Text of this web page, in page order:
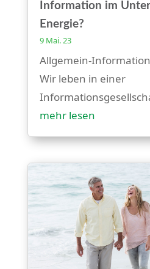
Information im
Energie?
9 Mai. 23
Allgemein-
Wir leben in einer
mehr lesen